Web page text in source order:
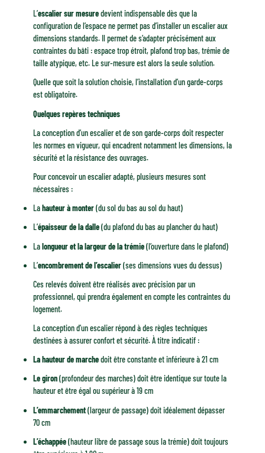
L’escalier sur mesuredevient indispensable dès que la
configuration de l’espace ne permet pas d’installer un escalier aux
dimensions standards. Il permet de s’adapter précisément aux
contraintes du bâti : espace trop étroit, plafond trop bas, trémie de
taille atypique, etc. Le sur-mesure est alors la seule solution.
Quelle que soit la solution choisie, l’installation d’un garde-corps
est obligatoire.
Quelques repères techniques
La conception d’un escalier et de son garde-corps doit respecter
les normes en vigueur, qui encadrent notamment les dimensions, la
sécurité et la résistance des ouvrages.
Pour concevoir un escalier adapté, plusieurs mesures sont
nécessaires :
Lahauteur à monter(du sol du bas au sol du haut)
L’épaisseur de la dalle(du plafond du bas au plancher du haut)
Lalongueur et la largeur de la trémie(l’ouverture dans le plafond)
L’encombrement de l’escalier(ses dimensions vues du dessus)
Ces relevés doivent être réalisés avec précision par un
professionnel, qui prendra également en compte les contraintes du
logement.
La conception d’un escalier répond à des règles techniques
destinées à assurer confort et sécurité. À titre indicatif :
La hauteur de marchedoit être constante et inférieure à 21 cm
Le giron(profondeur des marches) doit être identique sur toute la
hauteur et être égal ou supérieur à 19 cm
L’emmarchement(largeur de passage) doit idéalement dépasser
70 cm
L’échappée(hauteur libre de passage sous la trémie) doit toujours